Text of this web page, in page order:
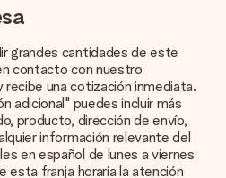
de regalo a mi obsequio? /
tarjeta de regalo?
en la cesta de la compra,
a tu regalo. Puedes poner
tarjeta para que el destinatario
por esta hermosa
un servicio de envoltura de
grandes cantidades de este
contacto con nuestro
una cotización inmediata.
adicional" puedes incluir más
producto, dirección de envío,
información relevante del
en español de lunes a viernes
esta franja horaria la atención